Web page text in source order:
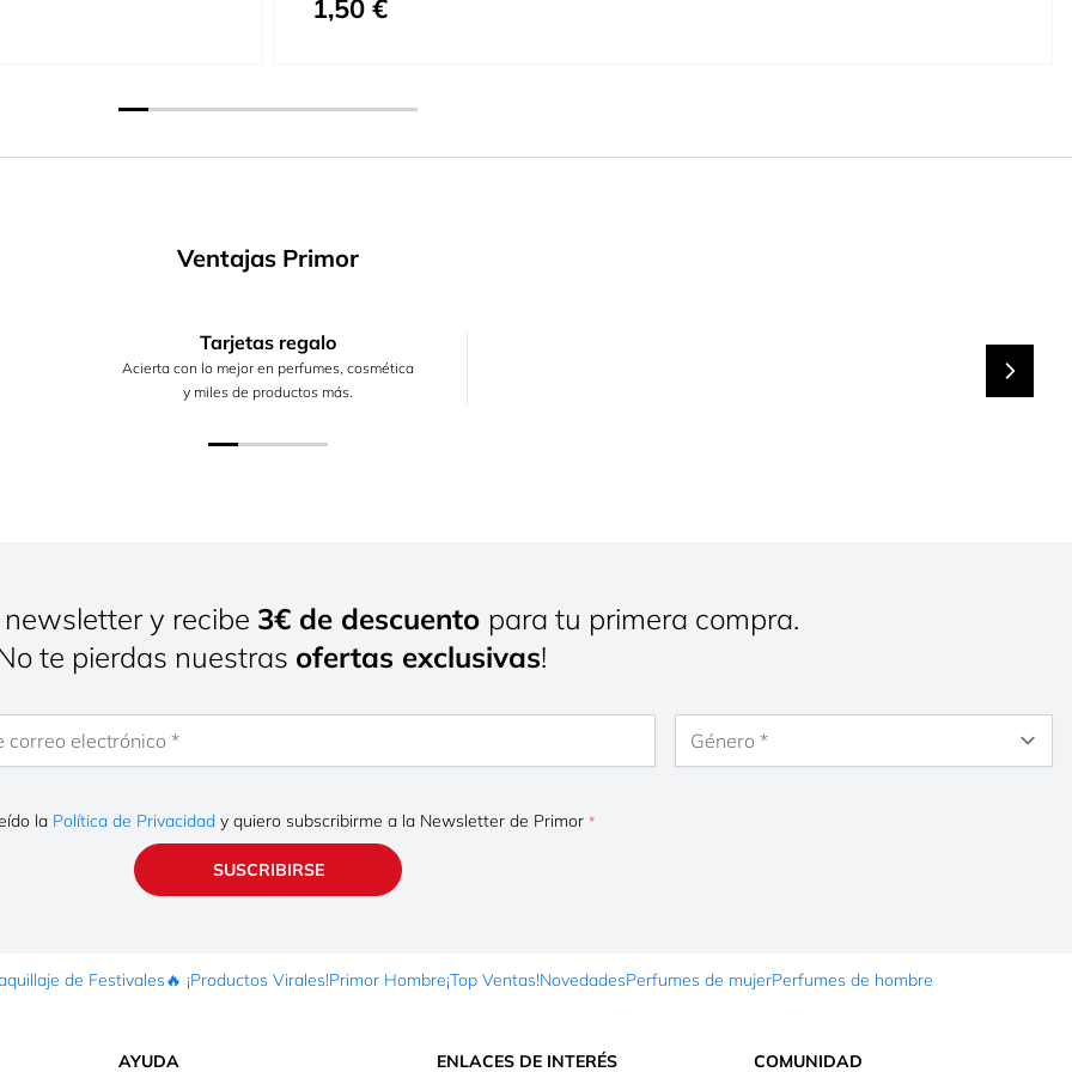
1,50 €
Ventajas Primor
Tarjetas regalo
Acierta con lo mejor en perfumes, cosmética
y miles de productos más.
y recibe 3€ de descuento para tu primera compra.
te pierdas nuestras ofertas exclusivas!
la Política de Privacidad y quiero subscribirme a la Newsletter de Primor
SUSCRIBIRSE
de Festivales🔥 ¡Productos Virales!Primor Hombre¡Top Ventas!NovedadesPerfumes de mujerPerfumes de hombre
AYUDA ENLACES DE INTERÉS COMUNIDAD